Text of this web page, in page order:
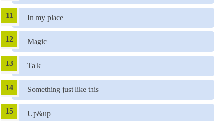
In my place
Magic
Talk
Something just like this
Up&up